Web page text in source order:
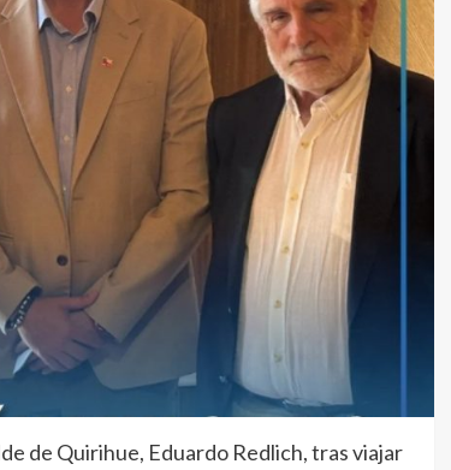
de Quirihue, Eduardo Redlich, tras viajar